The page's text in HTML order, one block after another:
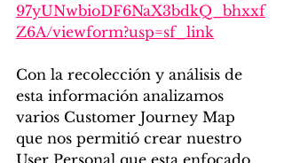
97yUNwbioDF6NaX3bdkQ_bhxxf
Z6A/viewform?usp=sf_link
Con la recolección y análisis de
esta información analizamos
varios Customer Journey Map
que nos permitió crear nuestro
User Personal que esta enfocado